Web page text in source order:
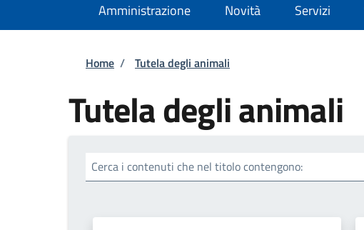
Amministrazione Novità Servizi
Briciole di pane
Home / Tutela degli animali
Tutela degli animali
Cerca i contenuti che nel titolo contengono: